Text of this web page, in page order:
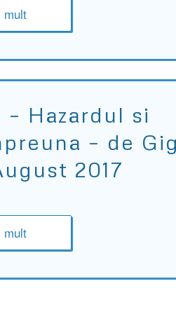
mult
Hazardul si
– de
2017
mult